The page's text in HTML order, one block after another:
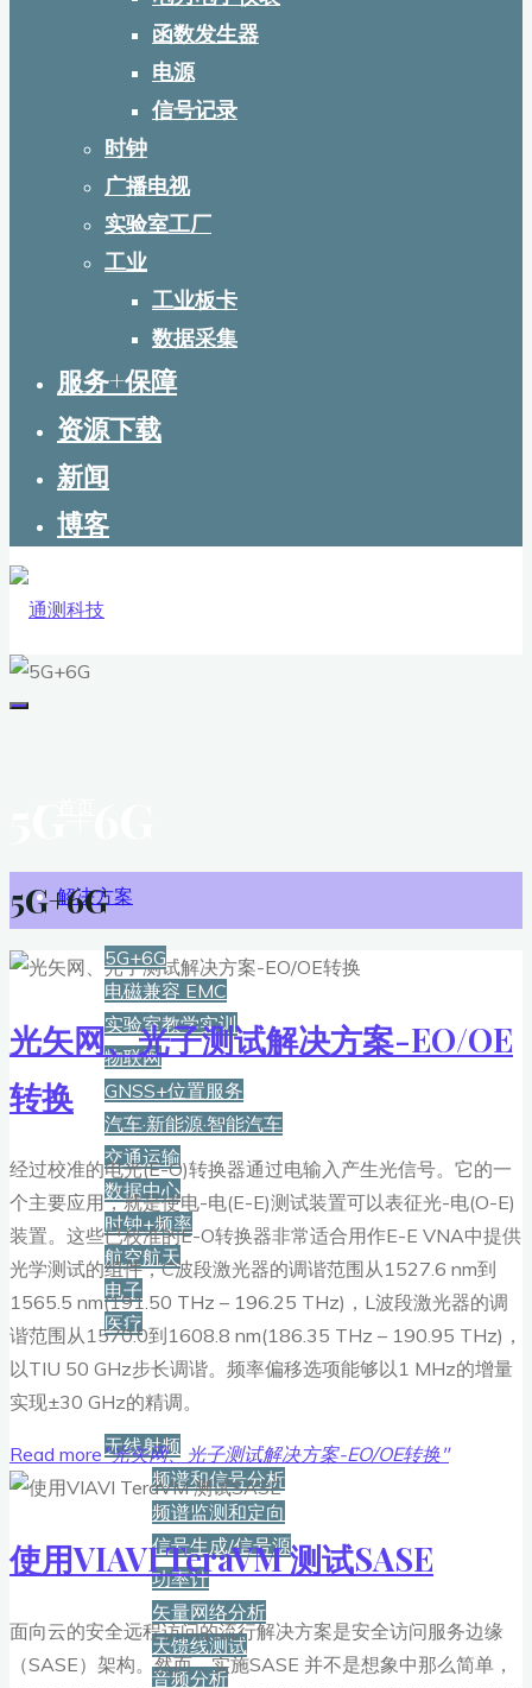
函数发生器
电源
信号记录
时钟
广播电视
实验室工厂
工业
工业板卡
数据采集
服务+保障
资源下载
新闻
博客
解决方案
5G+6G
电磁兼容 EMC
实验室教学实训
物联网
GNSS+位置服务
汽车·新能源·智能汽车
交通运输
数据中心
时钟+频率
航空航天
电子
医疗
无线射频
频谱和信号分析
频谱监测和定向
信号生成/信号源
功率计
矢量网络分析
天馈线测试
音频分析
5G+6G
光矢网、光子测试解决方案-EO/OE
转换
经过校准的电光(E-O)转换器通过电输入产生光信号。它的一
个主要应用，就是使电-电(E-E)测试装置可以表征光-电(O-E)
装置。这些已校准的E-O转换器非常适合用作E-E VNA中提供
光学测试的组件，C波段激光器的调谐范围从1527.6 nm到
1565.5 nm(191.50 THz – 196.25 THz)，L波段激光器的调
谐范围从1570.0到1608.8 nm(186.35 THz – 190.95 THz)，
以TIU 50 GHz步长调谐。频率偏移选项能够以1 MHz的增量
实现±30 GHz的精调。
Read more"光矢网、光子测试解决方案-EO/OE转换"
使用VIAVI TeraVM 测试SASE
面向云的安全远程访问的流行解决方案是安全访问服务边缘
（SASE）架构。然而，实施SASE 并不是想象中那么简单，